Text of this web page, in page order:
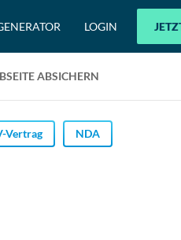
LOGIN
ABSICHERN
Vertrag NDA